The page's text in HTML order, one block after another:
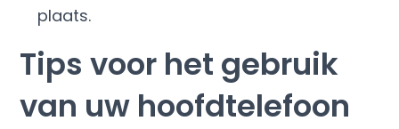
plaats.
Tips voor het gebruik
van uw hoofdtelefoon